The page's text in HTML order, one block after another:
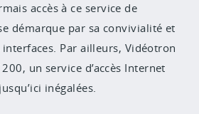
accès à ce service de
démarque par sa convivialité et
Par ailleurs, Vidéotron
un service d’accès Internet
inégalées.